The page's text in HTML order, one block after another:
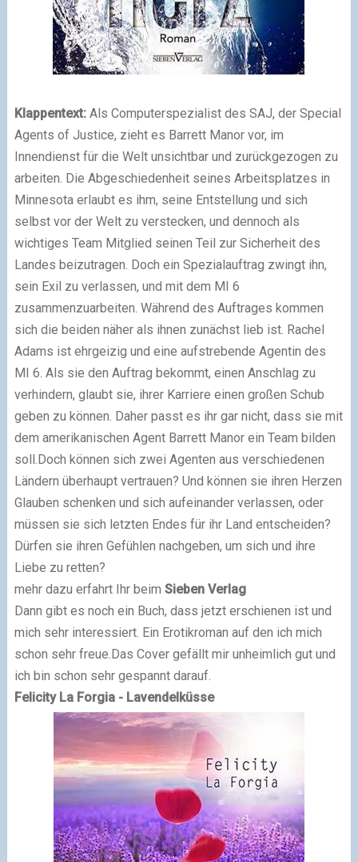
Klappentext: Als Computerspezialist des SAJ, der Special
Agents of Justice, zieht es Barrett Manor vor, im
Innendienst für die Welt unsichtbar und zurückgezogen zu
arbeiten. Die Abgeschiedenheit seines Arbeitsplatzes in
Minnesota erlaubt es ihm, seine Entstellung und sich
selbst vor der Welt zu verstecken, und dennoch als
wichtiges Team Mitglied seinen Teil zur Sicherheit des
Landes beizutragen. Doch ein Spezialauftrag zwingt ihn,
sein Exil zu verlassen, und mit dem MI 6
zusammenzuarbeiten. Während des Auftrages kommen
sich die beiden näher als ihnen zunächst lieb ist. Rachel
Adams ist ehrgeizig und eine aufstrebende Agentin des
MI 6. Als sie den Auftrag bekommt, einen Anschlag zu
verhindern, glaubt sie, ihrer Karriere einen großen Schub
geben zu können. Daher passt es ihr gar nicht, dass sie mit
dem amerikanischen Agent Barrett Manor ein Team bilden
soll.Doch können sich zwei Agenten aus verschiedenen
Ländern überhaupt vertrauen? Und können sie ihren Herzen
Glauben schenken und sich aufeinander verlassen, oder
müssen sie sich letzten Endes für ihr Land entscheiden?
Dürfen sie ihren Gefühlen nachgeben, um sich und ihre
Liebe zu retten?
mehr dazu erfahrt Ihr beim Sieben Verlag
Dann gibt es noch ein Buch, dass jetzt erschienen ist und
mich sehr interessiert. Ein Erotikroman auf den ich mich
schon sehr freue.Das Cover gefällt mir unheimlich gut und
ich bin schon sehr gespannt darauf.
Felicity La Forgia - Lavendelküsse